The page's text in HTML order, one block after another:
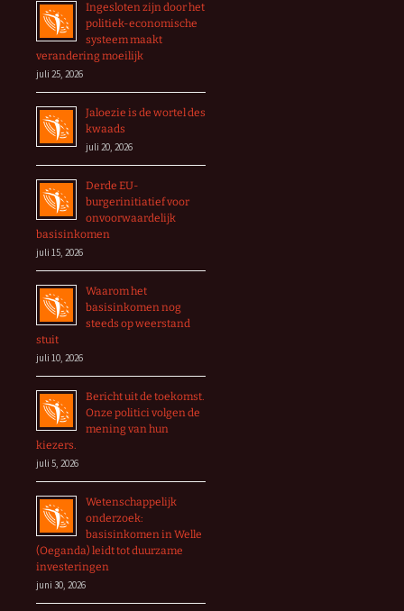
Ingesloten zijn door het
politiek-economische
systeem maakt
verandering moeilijk
juli 25, 2026
Jaloezie is de wortel des
kwaads
juli 20, 2026
Derde EU-
burgerinitiatief voor
onvoorwaardelijk
basisinkomen
juli 15, 2026
Waarom het
basisinkomen nog
steeds op weerstand
stuit
juli 10, 2026
Bericht uit de toekomst.
Onze politici volgen de
mening van hun
kiezers.
juli 5, 2026
Wetenschappelijk
onderzoek:
basisinkomen in Welle
(Oeganda) leidt tot duurzame
investeringen
juni 30, 2026